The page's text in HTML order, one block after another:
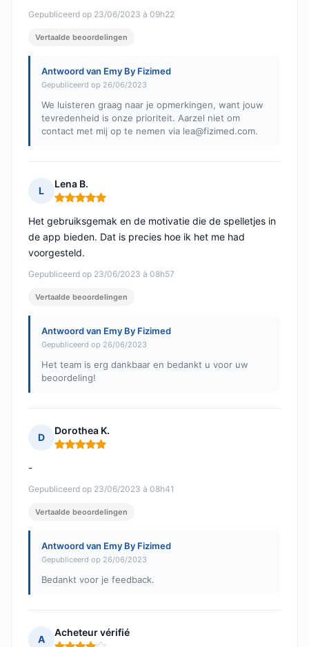
Gepubliceerd op 23/06/2023 à 09h22
Vertaalde beoordelingen
Antwoord van Emy By Fizimed
Gepubliceerd op 26/06/2023
We luisteren graag naar je opmerkingen, want jouw
tevredenheid is onze prioriteit. Aarzel niet om
contact met mij op te nemen via lea@fizimed.com.
L
Lena B.
Opmerking: 5 van 5
Gepubliceerd op 23/06/2023 à 08h57
Het gebruiksgemak en de motivatie die de spelletjes in
de app bieden. Dat is precies hoe ik het me had
voorgesteld.
Vertaalde beoordelingen
Antwoord van Emy By Fizimed
Gepubliceerd op 26/06/2023
Het team is erg dankbaar en bedankt u voor uw
beoordeling!
D
Dorothea K.
Opmerking: 5 van 5
Gepubliceerd op 23/06/2023 à 08h41
-
Vertaalde beoordelingen
Antwoord van Emy By Fizimed
Gepubliceerd op 26/06/2023
Bedankt voor je feedback.
A
Acheteur vérifié